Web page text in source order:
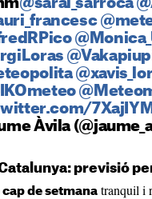
@sarai_sarroca
Àvila
previsió
cap de setmana tranquil i